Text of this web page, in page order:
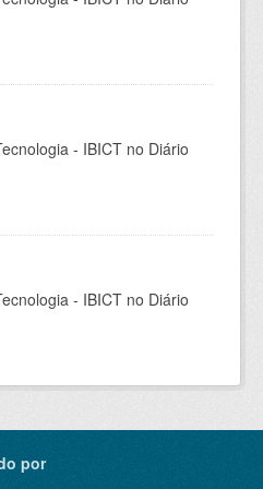
- IBICT no Diário
- IBICT no Diário
por